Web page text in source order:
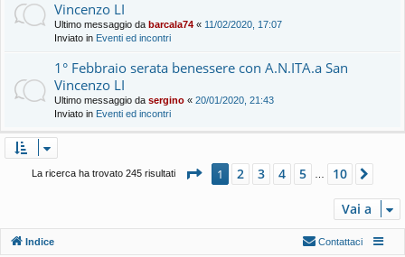
Vincenzo LI
Ultimo messaggio da barcala74 « 11/02/2020, 17:07
Inviato in Eventi ed incontri
1° Febbraio serata benessere con A.N.ITA.a San
Vincenzo LI
Ultimo messaggio da sergino « 20/01/2020, 21:43
Inviato in Eventi ed incontri
La ricerca ha trovato 245 risultati Pagina di 10
1 2 3 4 5 10
Vai a
Indice Contattaci